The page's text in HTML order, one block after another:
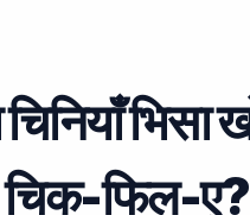
भिसा
फिल-ए?